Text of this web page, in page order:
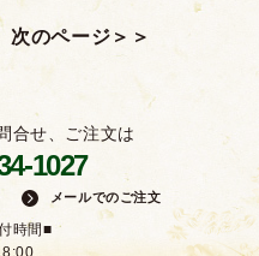
合せ、ご注文は
1027
メールでのご注文
時間■